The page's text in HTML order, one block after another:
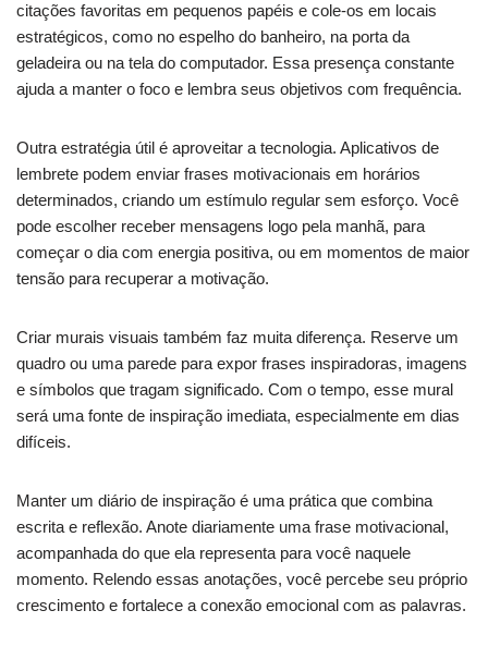
citações favoritas em pequenos papéis e cole-os em locais
estratégicos, como no espelho do banheiro, na porta da
geladeira ou na tela do computador. Essa presença constante
ajuda a manter o foco e lembra seus objetivos com frequência.
Outra estratégia útil é aproveitar a tecnologia. Aplicativos de
lembrete podem enviar frases motivacionais em horários
determinados, criando um estímulo regular sem esforço. Você
pode escolher receber mensagens logo pela manhã, para
começar o dia com energia positiva, ou em momentos de maior
tensão para recuperar a motivação.
Criar murais visuais também faz muita diferença. Reserve um
quadro ou uma parede para expor frases inspiradoras, imagens
e símbolos que tragam significado. Com o tempo, esse mural
será uma fonte de inspiração imediata, especialmente em dias
difíceis.
Manter um diário de inspiração é uma prática que combina
escrita e reflexão. Anote diariamente uma frase motivacional,
acompanhada do que ela representa para você naquele
momento. Relendo essas anotações, você percebe seu próprio
crescimento e fortalece a conexão emocional com as palavras.